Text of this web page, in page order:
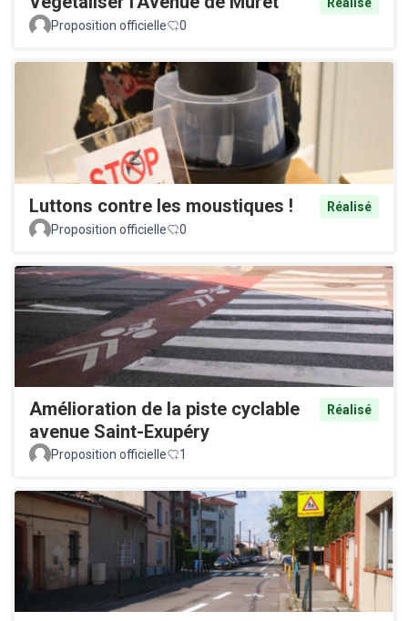
Réalisé
Proposition officielle
0
Luttons contre les moustiques !
Réalisé
Proposition officielle
0
Amélioration de la piste cyclable
avenue Saint-Exupéry
Réalisé
Proposition officielle 1